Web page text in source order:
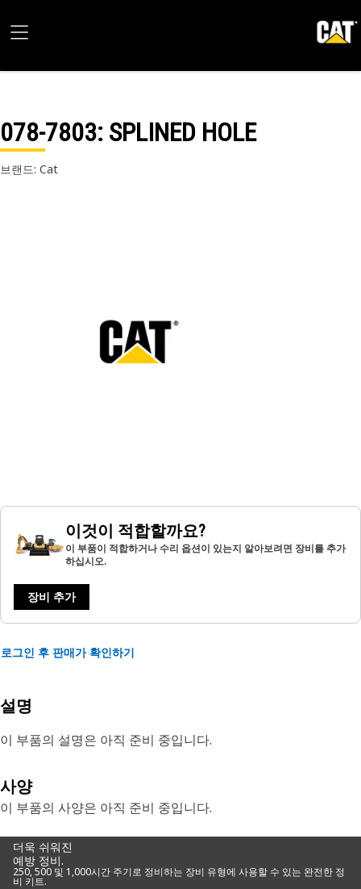
078-7803: SPLINED HOLE
브랜드: Cat
이것이 적합할까요?
이 부품이 적합하거나 수리 옵션이 있는지 알아보려면 장비를 추가
하십시오.
장비 추가
로그인 후 판매가 확인하기
설명
이 부품의 설명은 아직 준비 중입니다.
사양
이 부품의 사양은 아직 준비 중입니다.
더욱 쉬워진
예방 정비.
250, 500 및 1,000시간 주기로 정비하는 장비 유형에 사용할 수 있는 완전한 정
비 키트.